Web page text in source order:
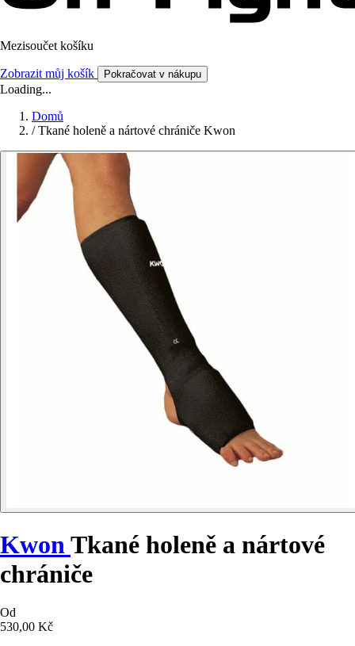
Mezisoučet košíku
Zobrazit můj košík Pokračovat v nákupu
Loading...
Domů
/ Tkané holeně a nártové chrániče Kwon
Kwon Tkané holeně a nártové
chrániče
Od
530,00 Kč